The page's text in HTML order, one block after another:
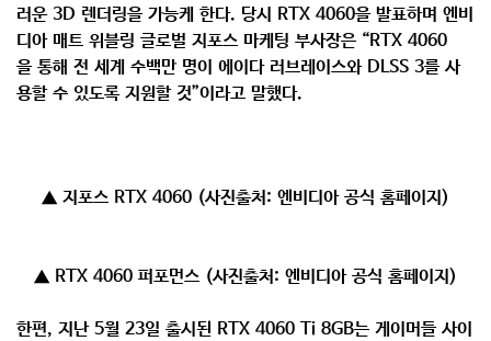
러운 3D 렌더링을 가능케 한다. 당시 RTX 4060을 발표하며 엔비
디아 매트 위블링 글로벌 지포스 마케팅 부사장은 “RTX 4060
을 통해 전 세계 수백만 명이 에이다 러브레이스와 DLSS 3를 사
용할 수 있도록 지원할 것”이라고 말했다.
▲ 지포스 RTX 4060 (사진출처: 엔비디아 공식 홈페이지)
▲ RTX 4060 퍼포먼스 (사진출처: 엔비디아 공식 홈페이지)
한편, 지난 5월 23일 출시된 RTX 4060 Ti 8GB는 게이머들 사이